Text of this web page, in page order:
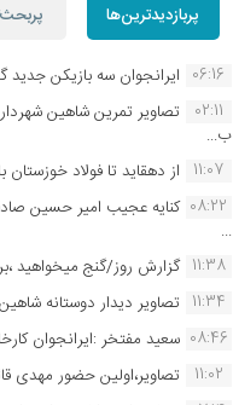
پربازدیدترین‌ها
06:16 ایرانجوان سه بازیکن جدید
02:11
تصاویر تمرین شاهین
ب...
11:07 از دهقاید تا فولاد
08:22 کنایه عجیب امیر حسین
...
11:38 گزارش روز/گنج میخواهید
11:34 تصاویر دیدار دوستانه
08:46 سعید مفتخر :ایرانجوان
11:02
تصاویر،اولین حضور مهدی